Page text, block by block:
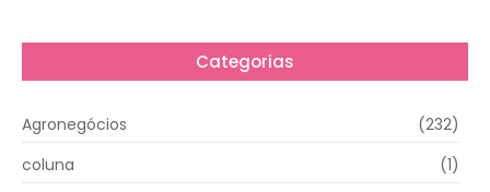
Categorias
Agronegócios
(232)
coluna
(1)